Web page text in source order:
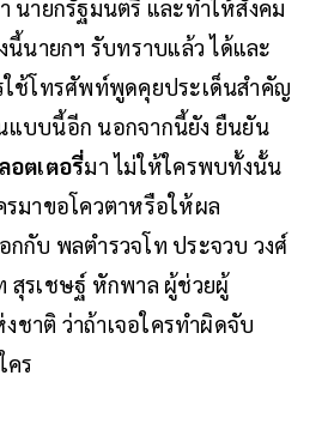
นายกรัฐมนตรี และทำให้สังคม
นี้นายกฯ รับทราบแล้ว ได้และ
ใช้โทรศัพท์พูดคุยประเด็นสำคัญ
แบบนี้อีก นอกจากนี้ยัง ยืนยัน
ลอตเตอรี่มา ไม่ให้ใครพบทั้งนั้น
รมาขอโควตาหรือให้ผล
กับ พลตำรวจโท ประจวบ วงศ์
สุรเชษฐ์ หักพาล ผู้ช่วยผู้
ชาติ ว่าถ้าเจอใครทำผิดจับ
คร